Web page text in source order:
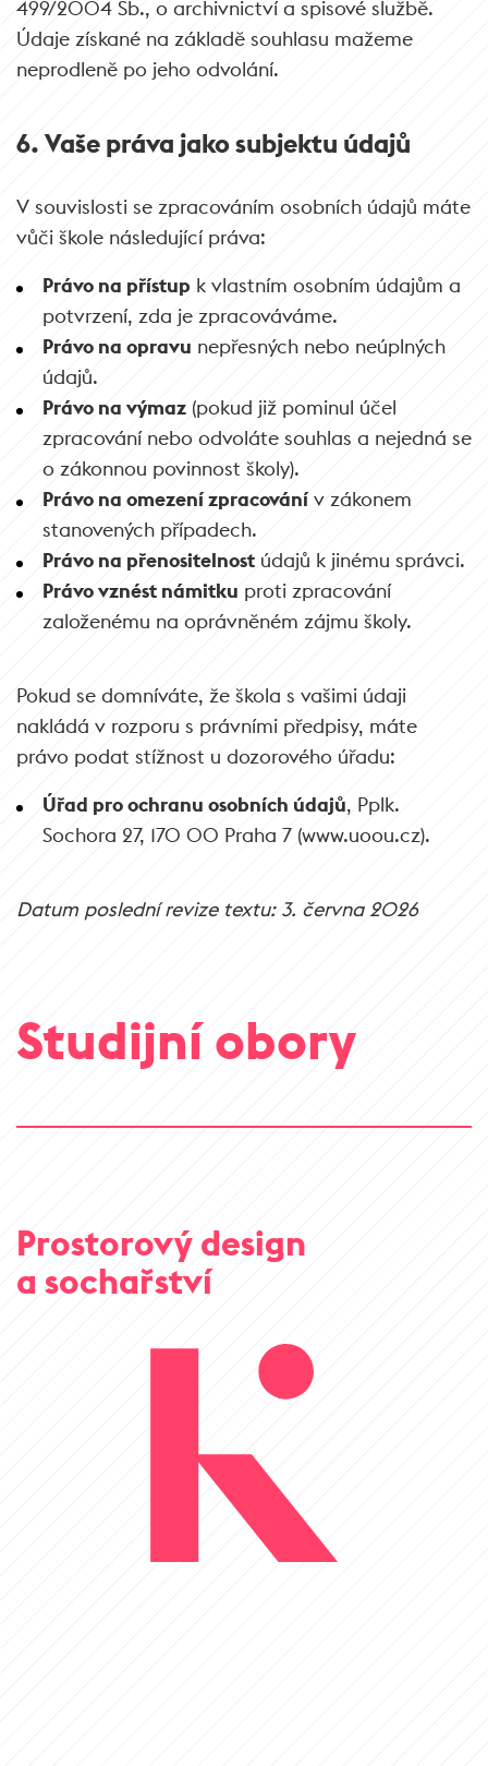
499/2004 Sb., o archivnictví a spisové službě.
Údaje získané na základě souhlasu mažeme
neprodleně po jeho odvolání.
6. Vaše práva jako subjektu údajů
V souvislosti se zpracováním osobních údajů máte
vůči škole následující práva:
Právo na přístup k vlastním osobním údajům a
potvrzení, zda je zpracováváme.
Právo na opravu nepřesných nebo neúplných
údajů.
Právo na výmaz (pokud již pominul účel
zpracování nebo odvoláte souhlas a nejedná se
o zákonnou povinnost školy).
Právo na omezení zpracovánív zákonem
stanovených případech.
Právo na přenositelnost údajů k jinému správci.
Právo vznést námitku proti zpracování
založenému na oprávněném zájmu školy.
Pokud se domníváte, že škola s vašimi údaji
nakládá v rozporu s právními předpisy, máte
právo podat stížnost u dozorového úřadu:
Úřad pro ochranu osobních údajů, Pplk.
Sochora 27, 170 00 Praha 7 (www.uoou.cz).
Datum poslední revize textu: 3. června 2026
Studijní obory
Prostorový design
a sochařství